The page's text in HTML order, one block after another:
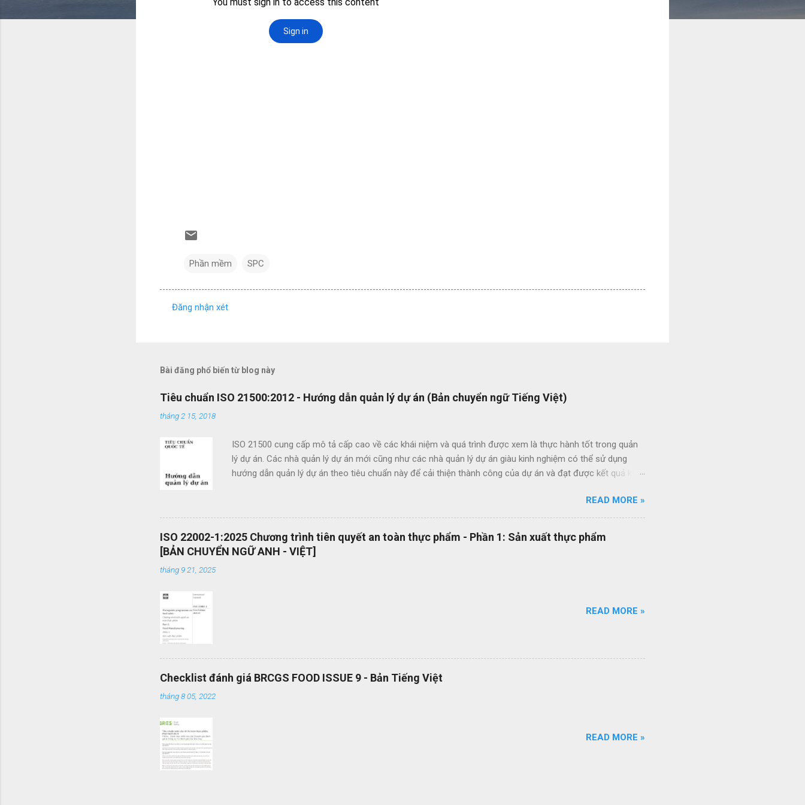
Phần mềm SPC
n
é
t
Đăng nhận xét
Bài đăng phổ biến từ blog này
Tiêu chuẩn ISO 21500:2012 - Hướng dẫn quản lý dự án (Bản chuyển ngữ Tiếng Việt)
tháng 2 15, 2018
ISO 21500 cung cấp mô tả cấp cao về các khái niệm và quá trình được xem là thực hành tốt trong quản
lý dự án. Các nhà quản lý dự án mới cũng như các nhà quản lý dự án giàu kinh nghiệm có thể sử dụng
hướng dẫn quản lý dự án theo tiêu chuẩn này để cải thiện thành công của dự án và đạt được kết quả kinh
các tổ chức nhằm nâng cao chất lượng dự án Tạo thuận lợi cho quá trình đấu thầu hiệu quả thông qua
việc sử dụng thuật ngữ quản lý dự án một cách nhất quán Cho phép sự linh hoạt của nhân viên quản lý dự
án và khả năng làm việc trong các dự án quốc tế Cung cấp các nguyên tắc và quy trình quản lý dự án
mang tính phổ quát OEMS Chuyển đổi số quy trình thật đơn giản. Hiện tại bộ quy trình ISO của bạn đang
được vận hành dạng bản in? OEMS là một công cụ tuyệt vời giúp bạn chuyển đổi số bộ quy trình của
READ MORE »
ISO 22002-1:2025 Chương trình tiên quyết an toàn thực phẩm - Phần 1: Sản xuất thực phẩm
[BẢN CHUYỂN NGỮ ANH - VIỆT]
tháng 9 21, 2025
READ MORE »
Checklist đánh giá BRCGS FOOD ISSUE 9 - Bản Tiếng Việt
tháng 8 05, 2022
READ MORE »